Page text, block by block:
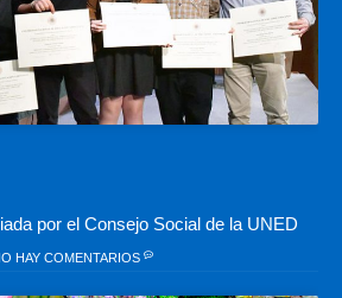
por el Consejo Social de la UNED
HAY COMENTARIOS